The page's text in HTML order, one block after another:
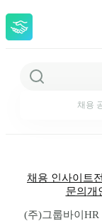
채용
채용 인사이트
문의 개
(주)그룹바이HR